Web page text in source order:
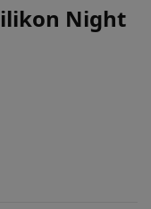
Night